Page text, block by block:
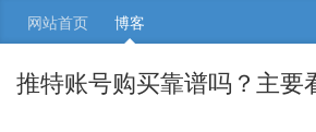
网站首页 博客
推特账号购买靠谱吗？主要